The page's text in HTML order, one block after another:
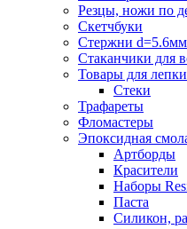
Резцы, ножи по
Скетчбуки
Стержни d=5.6мм
Стаканчики для
Товары для
Стеки
Трафареты
Фломастеры
Эпоксидная
Артборды
Красители
Наборы
Паста
Силикон,